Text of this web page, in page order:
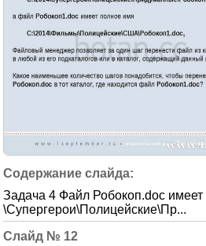
Задача 4 Файл Робокоп.doc
\Супергерои\Полицейские\Пр...
12